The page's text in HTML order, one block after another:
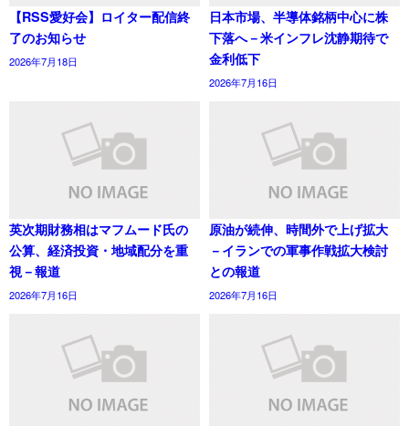
【RSS愛好会】ロイター配信終
了のお知らせ
2026年7月18日
日本市場、半導体銘柄中心に株
下落へ－米インフレ沈静期待で
金利低下
2026年7月16日
英次期財務相はマフムード氏の
公算、経済投資・地域配分を重
視－報道
2026年7月16日
原油が続伸、時間外で上げ拡大
－イランでの軍事作戦拡大検討
との報道
2026年7月16日